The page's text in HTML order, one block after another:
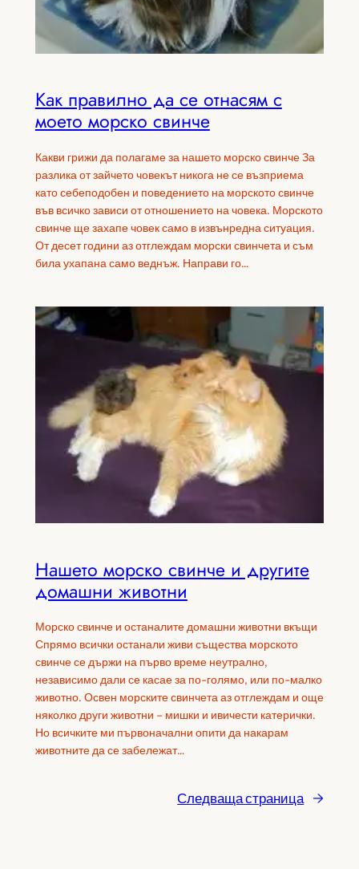
Как правилно да се отнасям с
моето морско свинче
Какви грижи да полагаме за нашето морско свинче За
разлика от зайчето човекът никога не се възприема
като себеподобен и поведението на морското свинче
във всичко зависи от отношението на човека. Морското
свинче ще захапе човек само в извънредна ситуация.
От десет години аз отглеждам морски свинчета и съм
била ухапана само веднъж. Направи го…
Нашето морско свинче и другите
домашни животни
Морско свинче и останалите домашни животни вкъщи
Спрямо всички останали живи същества морското
свинче се държи на първо време неутрално,
независимо дали се касае за по-голямо, или по-малко
животно. Освен морските свинчета аз отглеждам и още
няколко други животни – мишки и ивичести катерички.
Но всичките ми първоначални опити да накарам
животните да се забележат…
Следваща страница →